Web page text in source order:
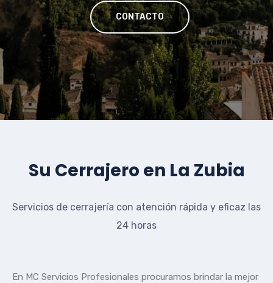
CONTACTO
Su Cerrajero en La Zubia
Servicios de cerrajería con atención rápida y eficaz las
24 horas
En MC Servicios Profesionales procuramos brindar la mejor